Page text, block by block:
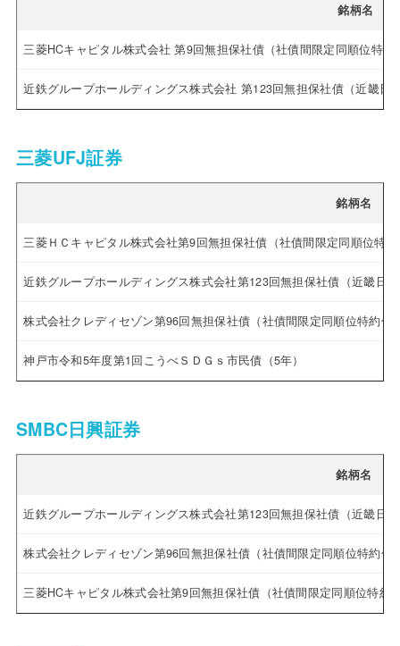
銘柄名
三菱HCキャピタル株式会社 第9回無担保社債（社債間限定同順位特約
近鉄グループホールディングス株式会社 第123回無担保社債（近畿
三菱UFJ証券
銘柄名
三菱ＨＣキャピタル株式会社第9回無担保社債（社債間限定同順位特
近鉄グループホールディングス株式会社第123回無担保社債（近畿日
株式会社クレディセゾン第96回無担保社債（社債間限定同順位特約付
神戸市令和5年度第1回こうべＳＤＧｓ市民債（5年）
SMBC日興証券
銘柄名
近鉄グループホールディングス株式会社第123回無担保社債（近畿日
株式会社クレディセゾン第96回無担保社債（社債間限定同順位特約付
三菱HCキャピタル株式会社第9回無担保社債（社債間限定同順位特約